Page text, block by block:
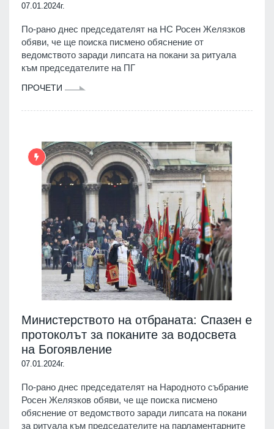
07.01.2024г.
По-рано днес председателят на НС Росен Желязков
обяви, че ще поиска писмено обяснение от
ведомството заради липсата на покани за ритуала
към председателите на ПГ
ПРОЧЕТИ
Министерството на отбраната: Спазен е
протоколът за поканите за водосвета
на Богоявление
07.01.2024г.
По-рано днес председателят на Народното събрание
Росен Желязков обяви, че ще поиска писмено
обяснение от ведомството заради липсата на покани
за ритуала към председателите на парламентарните